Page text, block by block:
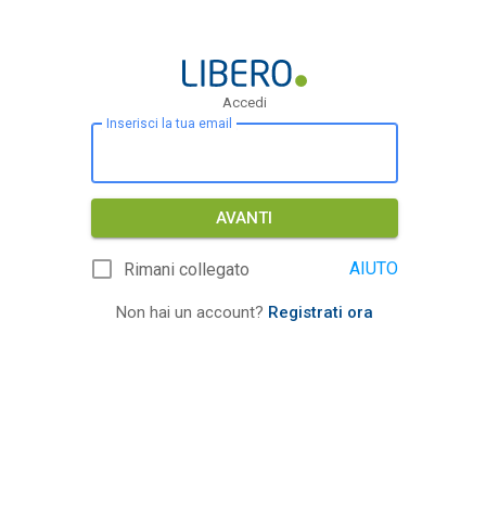
Accedi
Inserisci la tua email
AVANTI
Rimani collegato AIUTO
Non hai un account? Registrati ora